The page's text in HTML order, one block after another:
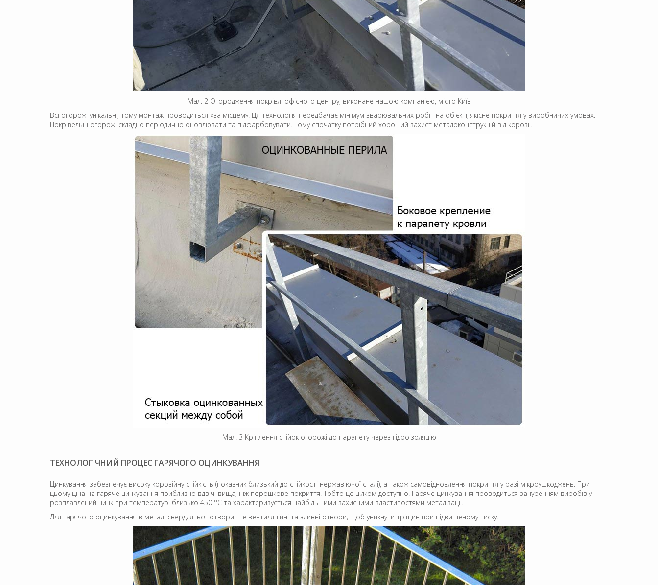
Мал. 2 Огородження покрівлі офісного центру, виконане нашою компанією, місто Київ
Всі огорожі унікальні, тому монтаж проводиться «за місцем». Ця технологія передбачає мінімум зварювальних робіт на об'єкті, якісне покриття у виробничих умовах.
Покрівельні огорожі складно періодично оновлювати та підфарбовувати. Тому спочатку потрібний хороший захист металоконструкцій від корозії.
Мал. 3 Кріплення стійок огорожі до парапету через гідроізоляцію
ТЕХНОЛОГІЧНИЙ ПРОЦЕС ГАРЯЧОГО ОЦИНКУВАННЯ
Цинкування забезпечує високу корозійну стійкість (показник близький до стійкості нержавіючої сталі), а також самовідновлення покриття у разі мікроушкоджень. При
цьому ціна на гаряче цинкування приблизно вдвічі вища, ніж порошкове покриття. Тобто це цілком доступно. Гаряче цинкування проводиться зануренням виробів у
розплавлений цинк при температурі близько 450 °C та характеризується найбільшими захисними властивостями металізації.
Для гарячого оцинкування в металі свердляться отвори. Це вентиляційні та зливні отвори, щоб уникнути тріщин при підвищеному тиску.